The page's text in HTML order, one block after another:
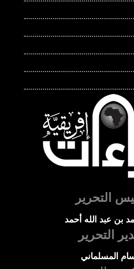
التحرير
بن عبد الله أحمد
التحرير
المسلماني